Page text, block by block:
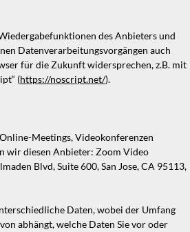
des Anbieters und
Datenverarbeitungsvorgängen auch
für die Zukunft widersprechen, z.B. mit
(https://noscript.net/).
Meetings, Videokonferenzen
wir diesen Anbieter: Zoom Video
Blvd, Suite 600, San Jose, CA 95113,
Daten, wobei der Umfang
abhängt, welche Daten Sie vor oder